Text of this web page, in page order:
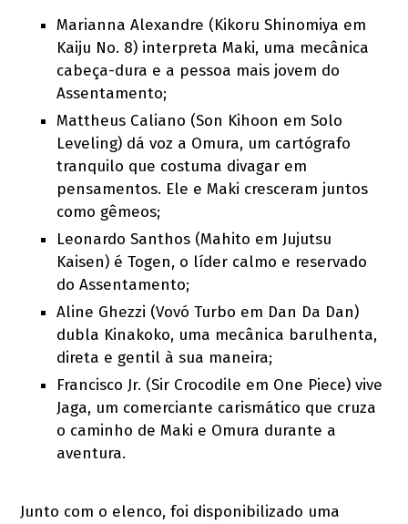
Marianna Alexandre (Kikoru Shinomiya em
Kaiju No. 8) interpreta Maki, uma mecânica
cabeça-dura e a pessoa mais jovem do
Assentamento;
Mattheus Caliano (Son Kihoon em Solo
Leveling) dá voz a Omura, um cartógrafo
tranquilo que costuma divagar em
pensamentos. Ele e Maki cresceram juntos
como gêmeos;
Leonardo Santhos (Mahito em Jujutsu
Kaisen) é Togen, o líder calmo e reservado
do Assentamento;
Aline Ghezzi (Vovó Turbo em Dan Da Dan)
dubla Kinakoko, uma mecânica barulhenta,
direta e gentil à sua maneira;
Francisco Jr. (Sir Crocodile em One Piece) vive
Jaga, um comerciante carismático que cruza
o caminho de Maki e Omura durante a
aventura.
Junto com o elenco, foi disponibilizado uma